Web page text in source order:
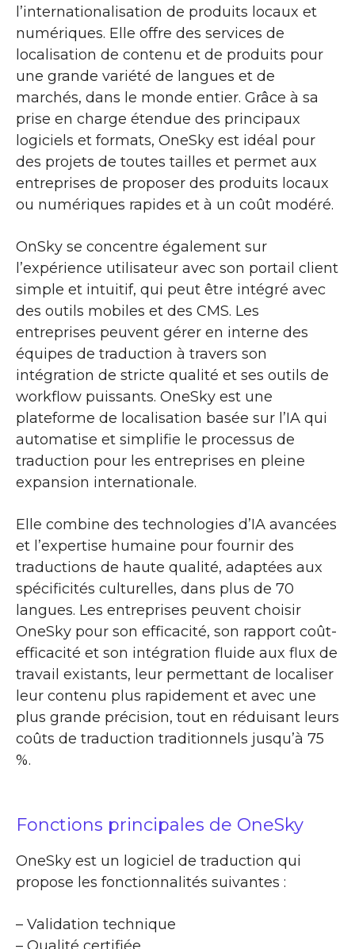
l’internationalisation de produits locaux et
numériques. Elle offre des services de
localisation de contenu et de produits pour
une grande variété de langues et de
marchés, dans le monde entier. Grâce à sa
prise en charge étendue des principaux
logiciels et formats, OneSky est idéal pour
des projets de toutes tailles et permet aux
entreprises de proposer des produits locaux
ou numériques rapides et à un coût modéré.
OnSky se concentre également sur
l’expérience utilisateur avec son portail client
simple et intuitif, qui peut être intégré avec
des outils mobiles et des CMS. Les
entreprises peuvent gérer en interne des
équipes de traduction à travers son
intégration de stricte qualité et ses outils de
workflow puissants. OneSky est une
plateforme de localisation basée sur l’IA qui
automatise et simplifie le processus de
traduction pour les entreprises en pleine
expansion internationale.
Elle combine des technologies d’IA avancées
et l’expertise humaine pour fournir des
traductions de haute qualité, adaptées aux
spécificités culturelles, dans plus de 70
langues. Les entreprises peuvent choisir
OneSky pour son efficacité, son rapport coût-
efficacité et son intégration fluide aux flux de
travail existants, leur permettant de localiser
leur contenu plus rapidement et avec une
plus grande précision, tout en réduisant leurs
coûts de traduction traditionnels jusqu’à 75
%.
Fonctions principales de OneSky
OneSky est un logiciel de traduction qui
propose les fonctionnalités suivantes :
– Validation technique